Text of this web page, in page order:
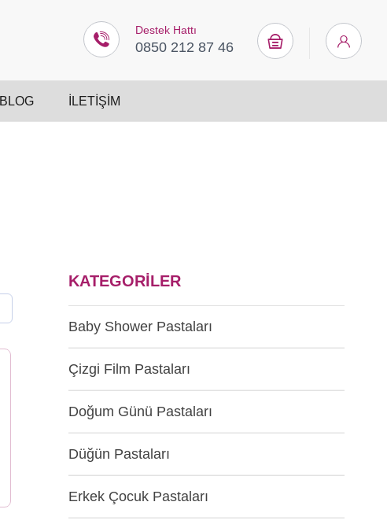
Destek Hattı
0850 212 87 46
BLOG İLETIŞIM
KATEGORILER
Baby Shower Pastaları
Çizgi Film Pastaları
Doğum Günü Pastaları
Düğün Pastaları
Erkek Çocuk Pastaları